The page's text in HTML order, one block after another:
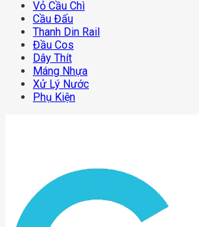
Vỏ Cầu Chì
Cầu Đấu
Thanh Din Rail
Đầu Cos
Dây Thít
Máng Nhựa
Xử Lý Nước
Phụ Kiện